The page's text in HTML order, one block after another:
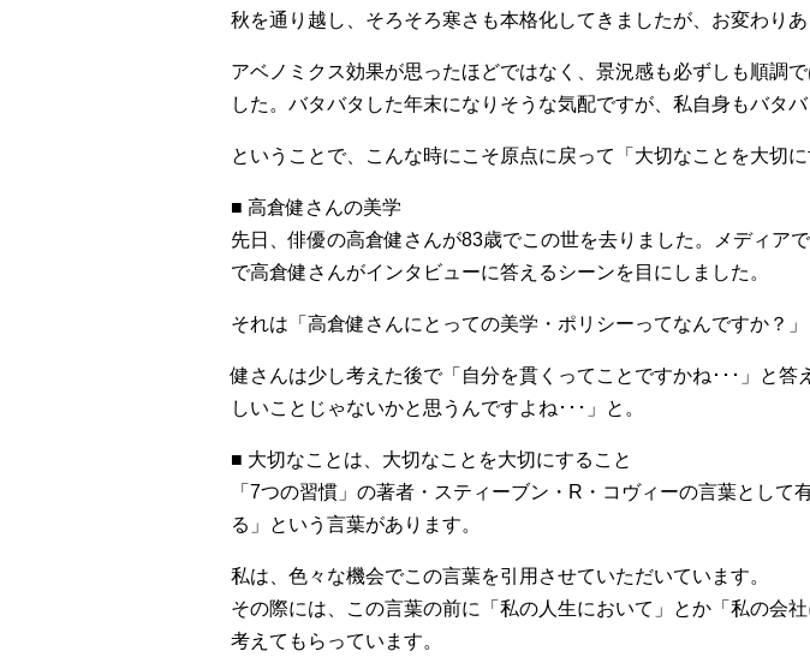
秋を通り越し、そろそろ寒さも本格化してきましたが、お変わりあ
アベノミクス効果が思ったほどではなく、景況感も必ずしも順調
した。バタバタした年末になりそうな気配ですが、私自身もバタ
ということで、こんな時にこそ原点に戻って「大切なことを大切
■ 高倉健さんの美学
先日、俳優の高倉健さんが83歳でこの世を去りました。メディア
で高倉健さんがインタビューに答えるシーンを目にしました。
それは「高倉健さんにとっての美学・ポリシーってなんですか？」
健さんは少し考えた後で「自分を貫くってことですかね･･･」と
しいことじゃないかと思うんですよね･･･」と。
■ 大切なことは、大切なことを大切にすること
「7つの習慣」の著者・スティーブン・R・コヴィーの言葉とし
る」という言葉があります。
私は、色々な機会でこの言葉を引用させていただいています。
その際には、この言葉の前に「私の人生において」とか「私の会
考えてもらっています。